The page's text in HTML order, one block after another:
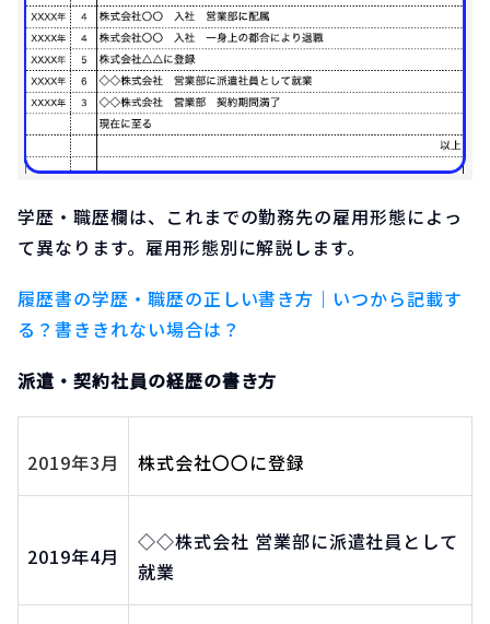
学歴・職歴欄は、これまでの勤務先の雇用形態によっ
て異なります。雇用形態別に解説します。
履歴書の学歴・職歴の正しい書き方｜いつから記載す
る？書ききれない場合は？
派遣・契約社員の経歴の書き方
2019年3月 株式会社〇〇に登録
2019年4月
◇◇株式会社 営業部に派遣社員として
就業